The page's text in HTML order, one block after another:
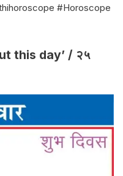
#Horoscope
this day’ / २५